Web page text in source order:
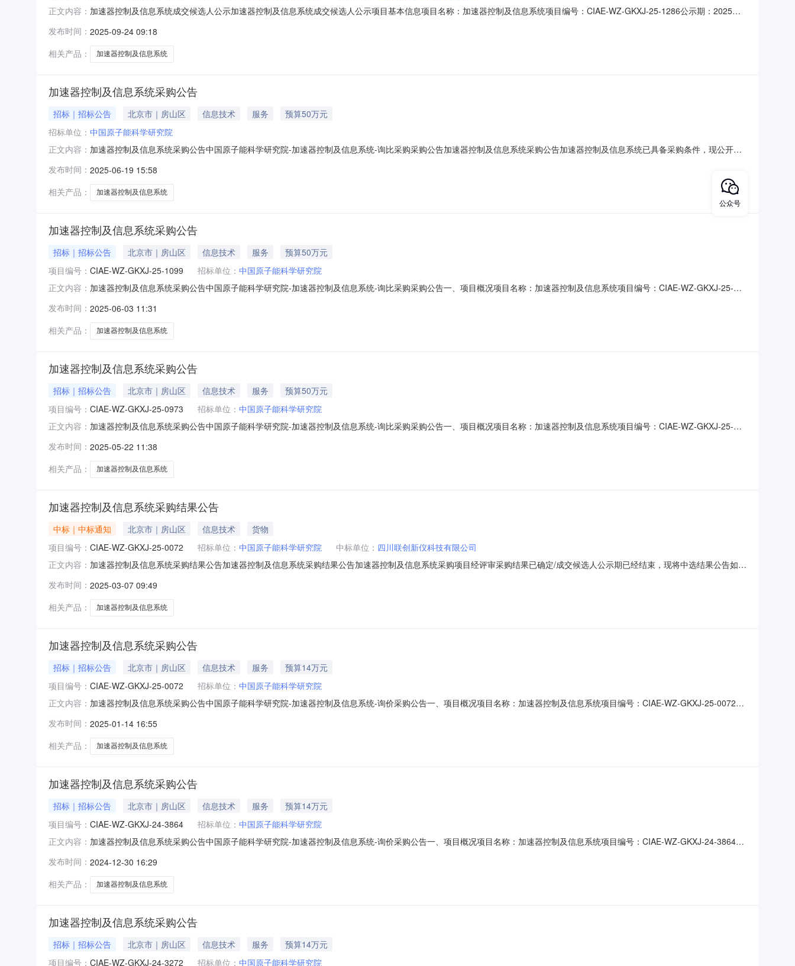
正文内容： 加速器控制及信息系统成交候选人公示加速器控制及信息系统成交候选人公示项目基本信息项目名称：加速器控制及信息系统项目编号：CIAE-WZ-GKXJ-25-1286公示期：2025年
条件1四川联创新仪科技有限公司416680符合满足招标文件要求满足招标文件要求提出异议的渠道和方
发布时间： 2025-09-24 09:18
相关产品：
加速器控制及信息系统
加速器控制及信息系统采购公告
招标｜招标公告 北京市｜房山区 信息技术 服务
预算50万元
招标单位： 中国原子能科学研究院
正文内容： 加速器控制及信息系统采购公告中国原子能科学研究院-加速器控制及信息系统-询比采购采购公告加速器控制及信息系统采购公告加速器控制及信息系统已具备采购条件，现公开邀
及份额1家，100%最高限价最高限价500000元。报价超过最高限价作否决处理。采购范围及相关要求（B）采购范围详见技术规格书交货期交货时间：合同签订后3个月内交货地点
中国原子能科学研究院内指定地点货物
发布时间： 2025-06-19 15:58
相关产品：
加速器控制及信息系统
加速器控制及信息系统采购公告
招标｜招标公告 北京市｜房山区 信息技术 服务
预算50万元
项目编号： CIAE-WZ-GKXJ-25-1099 招标单位： 中国原子能科学研究院
正文内容： 加速器控制及信息系统采购公告中国原子能科学研究院-加速器控制及信息系统-询比采购采购公告一、项目概况项目名称：加速器控制及信息系统项目编号：CIAE-WZ-GKXJ-25-
限价报价无效。二、供应商资格要求:1、基本资格条件：3.1供应商应依法设立且具备承担本采购项目的资质条件、能力和信誉：（1）资质要求：供应商应在中华人民共和国境内注
册的具有独立法
发布时间： 2025-06-03 11:31
相关产品：
加速器控制及信息系统
加速器控制及信息系统采购公告
招标｜招标公告 北京市｜房山区 信息技术 服务
预算50万元
项目编号： CIAE-WZ-GKXJ-25-0973 招标单位： 中国原子能科学研究院
正文内容： 加速器控制及信息系统采购公告中国原子能科学研究院-加速器控制及信息系统-询比采购采购公告一、项目概况项目名称：加速器控制及信息系统项目编号：CIAE-WZ-GKXJ-25-
效。二、供应商资格要求:1、基本资格条件：3.1供应商应依法设立且具备承担本采购项目的资质条件、能力和信誉：（1）资质要求：供应商应在中华人民共和国境内注册的具有独
立法人资格的企事
发布时间： 2025-05-22 11:38
相关产品：
加速器控制及信息系统
加速器控制及信息系统采购结果公告
中标｜中标通知 北京市｜房山区 信息技术
货物
项目编号： CIAE-WZ-GKXJ-25-0072 招标单位： 中国原子能科学研究院 中标单位： 四川联创新仪科技有限公司
正文内容： 加速器控制及信息系统采购结果公告加速器控制及信息系统采购结果公告加速器控制及信息系统采购项目经评审采购结果已确定/成交候选人公示期已经结束，现将中选结果公告如
2025年03月07日
发布时间： 2025-03-07 09:49
相关产品：
加速器控制及信息系统
加速器控制及信息系统采购公告
招标｜招标公告 北京市｜房山区 信息技术 服务
预算14万元
项目编号： CIAE-WZ-GKXJ-25-0072 招标单位： 中国原子能科学研究院
正文内容： 加速器控制及信息系统采购公告中国原子能科学研究院-加速器控制及信息系统-询价采购公告一、项目概况项目名称：加速器控制及信息系统项目编号：CIAE-WZ-GKXJ-25-0072交
限价报价无效。二、供应商资格要求:1、基本资格条件：供应商应依法设立且具备承担本采购项目的资质条件、能力和信誉：（1）资质要求：供应商应在中华人民共和国境内注册
的具有独立法人资
发布时间： 2025-01-14 16:55
相关产品：
加速器控制及信息系统
加速器控制及信息系统采购公告
招标｜招标公告 北京市｜房山区 信息技术 服务
预算14万元
项目编号： CIAE-WZ-GKXJ-24-3864 招标单位： 中国原子能科学研究院
正文内容： 加速器控制及信息系统采购公告中国原子能科学研究院-加速器控制及信息系统-询价采购公告一、项目概况项目名称：加速器控制及信息系统项目编号：CIAE-WZ-GKXJ-24-3864交
限价报价无效。二、供应商资格要求:1、基本资格条件：供应商应依法设立且具备承担本采购项目的资质条件、能力和信誉：（1）资质要求：供应商应在中华人民共和国境内注册
的具有独立法人资
发布时间： 2024-12-30 16:29
相关产品：
加速器控制及信息系统
加速器控制及信息系统采购公告
招标｜招标公告 北京市｜房山区 信息技术 服务
预算14万元
项目编号： CIAE-WZ-GKXJ-24-3272 招标单位： 中国原子能科学研究院
公众号